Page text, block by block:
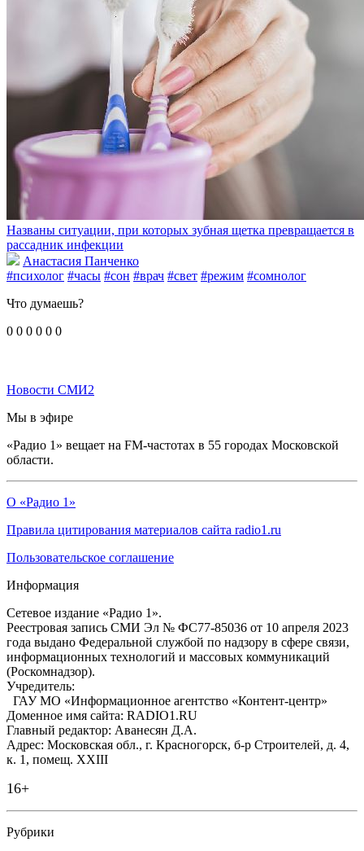
Названы ситуации, при которых зубная щетка превращается в
рассадник инфекции
Анастасия Панченко
#психолог #часы #сон #врач #свет #режим #сомнолог
Что думаешь?
0 0 0 0 0 0
Новости СМИ2
Мы в эфире
«Радио 1» вещает на FM-частотах в 55 городах Московской
области.
О «Радио 1»
Правила цитирования материалов сайта radio1.ru
Пользовательское соглашение
Информация
Сетевое издание «Радио 1».
Реестровая запись СМИ Эл № ФС77-85036 от 10 апреля 2023
года выдано Федеральной службой по надзору в сфере связи,
информационных технологий и массовых коммуникаций
(Роскомнадзор).
Учредитель:
ГАУ МО «Информационное агентство «Контент-центр»
Доменное имя сайта: RADIO1.RU
Главный редактор: Аванесян Д.А.
Адрес: Московская обл., г. Красногорск, б-р Строителей, д. 4,
к. 1, помещ. XXIII
16+
Рубрики